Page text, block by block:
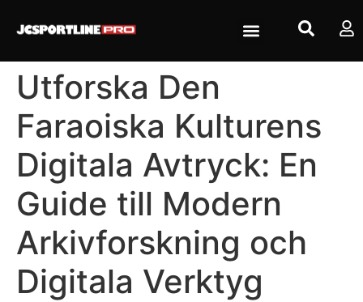
Utforska Den
Faraoiska Kulturens
Digitala Avtryck: En
Guide till Modern
Arkivforskning och
Digitala Verktyg